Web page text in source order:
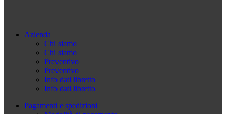
Azienda
Chi siamo
Chi siamo
Preventivo
Preventivo
Info dati libretto
Info dati libretto
Pagamenti e spedizioni